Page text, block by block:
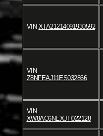
VIN XTA21214091930592
VIN
Z8NFEAJ11ES032866
VIN
XW8AC6NEXJH022128